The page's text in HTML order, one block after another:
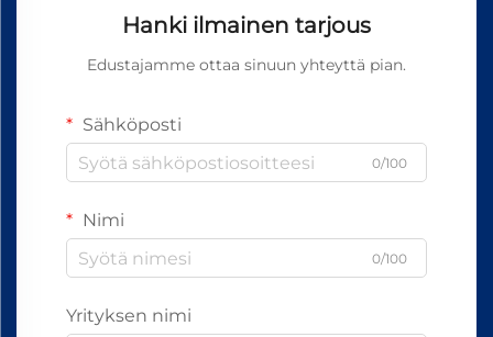
Hanki ilmainen tarjous
Edustajamme ottaa sinuun yhteyttä pian.
Sähköposti
0/100
Nimi
0/100
Yrityksen nimi